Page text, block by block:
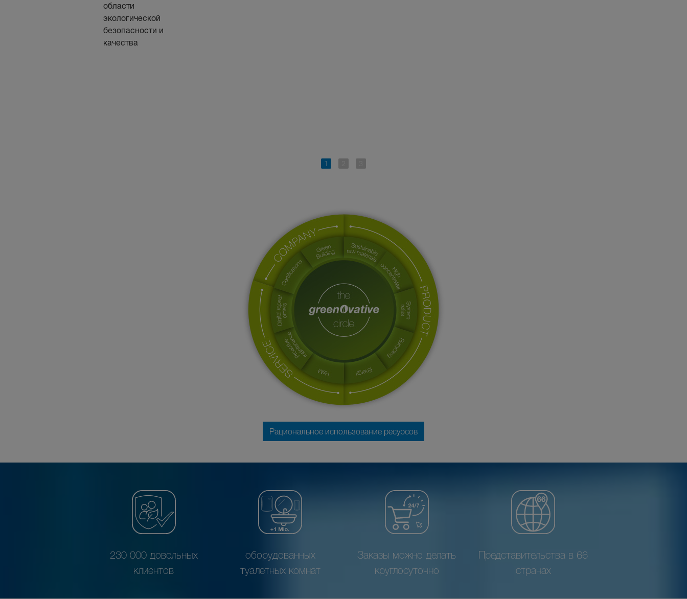
области
экологической
безопасности и
качества
Рациональное использование ресурсов
230 000 довольных
клиентов
оборудованных
туалетных комнат
Заказы можно делать
круглосуточно
Представительства в 66
странах